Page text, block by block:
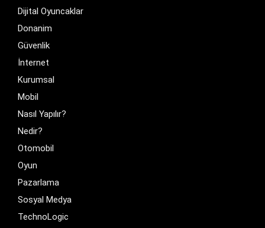
Dijital Oyuncaklar
Donanim
Güvenlik
İnternet
Kurumsal
Mobil
Nasıl Yapılır?
Nedir?
Otomobil
Oyun
Pazarlama
Sosyal Medya
TechnoLogic